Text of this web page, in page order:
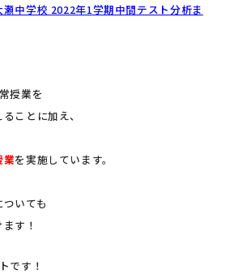
瀬中学校 2022年1学期中間テスト分析ま
授業を
ことに加え、
業を実施しています。
いても
す！
です！